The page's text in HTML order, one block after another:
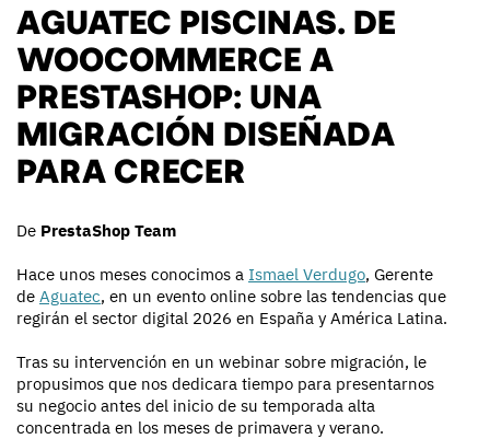
AGUATEC PISCINAS. DE
WOOCOMMERCE A
PRESTASHOP: UNA
MIGRACIÓN DISEÑADA
PARA CRECER
De PrestaShop Team
Hace unos meses conocimos a Ismael Verdugo, Gerente
de Aguatec, en un evento online sobre las tendencias que
regirán el sector digital 2026 en España y América Latina.
Tras su intervención en un webinar sobre migración, le
propusimos que nos dedicara tiempo para presentarnos
su negocio antes del inicio de su temporada alta
concentrada en los meses de primavera y verano.